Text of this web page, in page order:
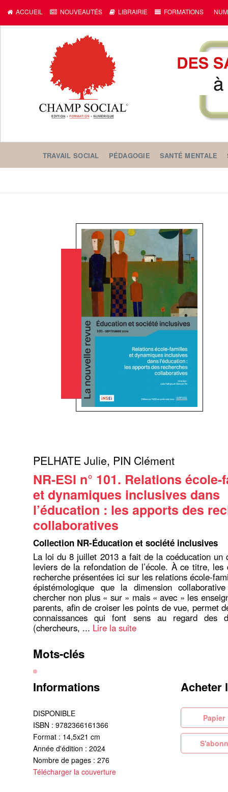
ACCUEIL NOUVEAUTÉS LIBRAIRIE FORMATIONS
TRAVAIL SOCIAL PÉDAGOGIE SANTÉ MENTALE
PELHATE Julie, PIN Clément
NR-ESI n° 101. Relations
et dynamiques inclusives dans
l’éducation : les apports des
collaboratives
Collection NR-Éducation et société inclusives
La loi du 8 juillet 2013 a fait de la coéducation un
leviers de la refondation de l’école. À ce titre, les
recherche présentées ici sur les relations école-
épistémologique que la dimension
chercher non plus « sur » mais « avec » les
parents, afin de croiser les points de vue, permet
connaissances qui font sens au regard des
(chercheurs, ... Lire la suite
Mots-clés
Informations
DISPONIBLE
ISBN : 9782366161366
Format : 14,5x21 cm
Année d'édition : 2024
Nombre de pages : 276
Télécharger la couverture
Acheter